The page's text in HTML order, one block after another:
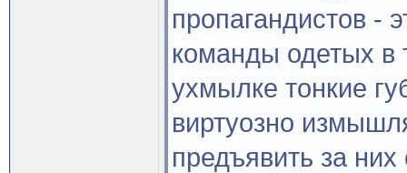
пропагандистов -
команды одетых в
ухмылке тонкие
виртуозно
предъявить за них